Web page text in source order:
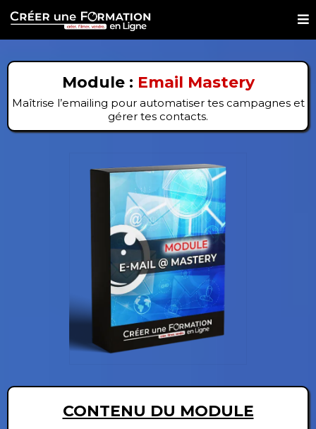
Module : Email Mastery
Maîtrise l’emailing pour automatiser tes campagnes et
gérer tes contacts.
CONTENU DU MODULE